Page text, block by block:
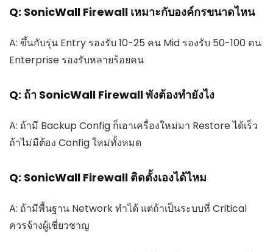
Q: SonicWall Firewall เหมาะกับองค์กรขนาดไหน
A: ขึ้นกับรุ่น Entry รองรับ 10-25 คน Mid รองรับ 50-100 คน
Enterprise รองรับหลายร้อยคน
Q: ถ้า SonicWall Firewall พังต้องทำยังไง
A: ถ้ามี Backup Config ก็เอาเครื่องใหม่มา Restore ได้เร็ว
ถ้าไม่มีต้อง Config ใหม่ทั้งหมด
Q: SonicWall Firewall ติดตั้งเองได้ไหม
A: ถ้ามีพื้นฐาน Network ทำได้ แต่ถ้าเป็นระบบที่ Critical
ควรจ้างผู้เชี่ยวชาญ